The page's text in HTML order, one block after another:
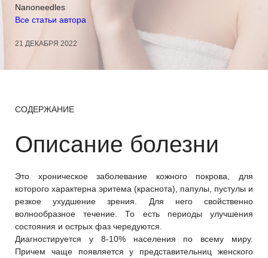
Nanoneedles
Все статьи автора
21 ДЕКАБРЯ 2022
СОДЕРЖАНИЕ
Описание болезни
Это хроническое заболевание кожного покрова, для
которого характерна эритема (краснота), папулы, пустулы и
резкое ухудшение зрения. Для него свойственно
волнообразное течение. То есть периоды улучшения
состояния и острых фаз чередуются.
Диагностируется у 8-10% населения по всему миру.
Причем чаще появляется у представительниц женского